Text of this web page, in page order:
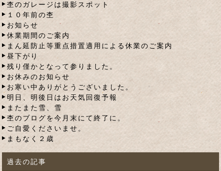
杢のガレージは撮影スポット
１０年前の杢
お知らせ
休業期間のご案内
まん延防止等重点措置適用による休業のご案内
昼下がり
残り僅かとなって参りました。
お休みのお知らせ
お寒い中ありがとうございました。
明日、明後日はお天気回復予報
またまた雪、雪
杢のブログを今月末にて終了に。
ご自愛くださいませ。
まもなく２歳
過去の記事